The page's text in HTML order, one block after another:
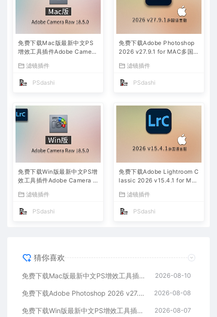
免费下载Mac版最新中文PS
增效工具插件Adobe Camera
影后期一键安装包预设Lrc照
片文件文档格式打开处理编辑
滤镜插件
PSdashi
免费下载Adobe Photoshop
2026 v27.9.1 for MAC多国
激活一键安装包Ai智能修图设
计师平面设计工具
滤镜插件
PSdashi
免费下载Win版最新中文PS增
效工具插件Adobe Camera R
后期一键安装包预设Lrc照片
滤镜插件
PSdashi
免费下载Adobe Lightroom C
lassic 2026 v15.4.1 for Mac
安装包摄影后期照片图片编辑
滤镜插件
PSdashi
猜你喜欢
免费下载Mac版最新中文PS增效工具插件Adobe Camera Raw 2026 ACR v18.5.0 摄影后期一键安装包预设Lrc照片文件文档格式打开处理编辑 2026-08-10
免费下载Adobe Photoshop 2026 v27.9.1 for MAC多国语言版正式中文最新PS软件激活一键安装包Ai智能修图设计师平面设计工具 2026-08-08
免费下载Win版最新中文PS增效工具插件Adobe Camera Raw 2026 ACR v18.5.0 摄影后期一键安装包预设Lrc照片文件文档格式打开处理编辑 2026-08-07